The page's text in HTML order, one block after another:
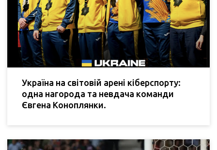
Україна на світовій арені кіберспорту:
одна нагорода та невдача команди
Євгена Коноплянки.